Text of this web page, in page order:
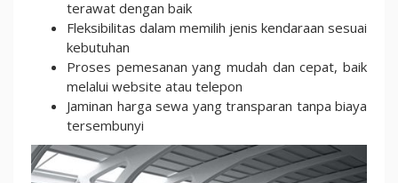
terawat dengan baik
Fleksibilitas dalam memilih jenis kendaraan sesuai
kebutuhan
Proses pemesanan yang mudah dan cepat, baik
melalui website atau telepon
Jaminan harga sewa yang transparan tanpa biaya
tersembunyi